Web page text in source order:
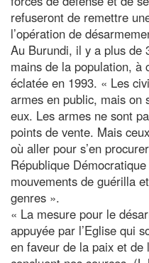
refuseront de remettre
l’opération de
Au Burundi, il y a plus de
mains de la population, à
éclatée en 1993. « Les
armes en public, mais on
eux. Les armes ne sont
points de vente. Mais
où aller pour s’en
République
mouvements de guérilla
genres ».
« La mesure pour le
appuyée par l’Eglise qui
en faveur de la paix et